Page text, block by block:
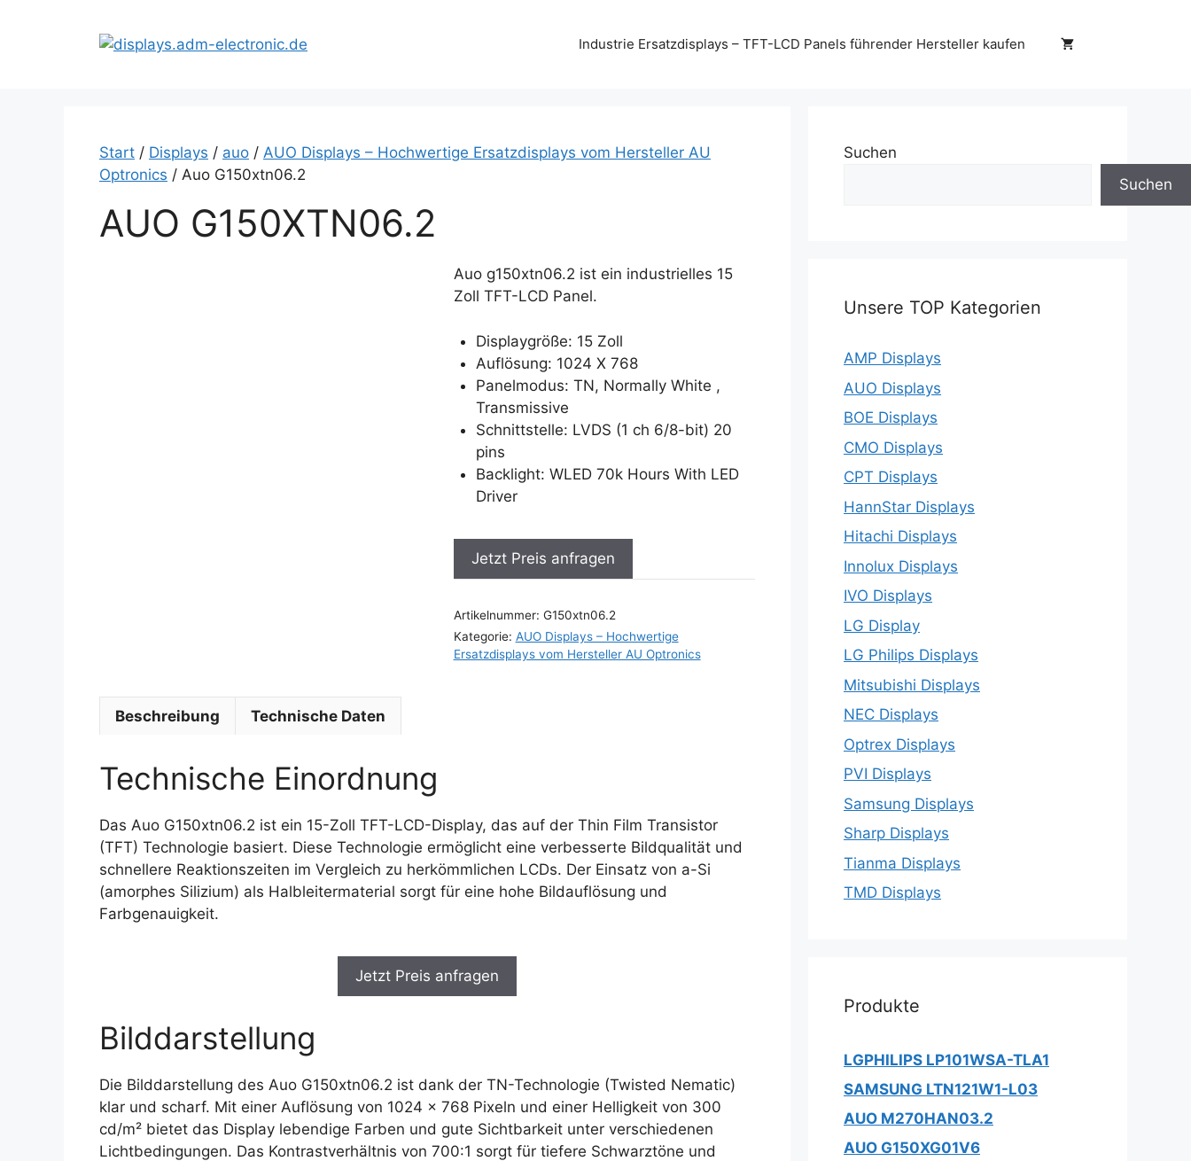
Industrie Ersatzdisplays – TFT-LCD Panels führender Hersteller kaufen
Start / Displays / auo / AUO Displays – Hochwertige Ersatzdisplays vom Hersteller AU
Optronics / Auo G150xtn06.2
AUO G150XTN06.2
Auo g150xtn06.2 ist ein industrielles 15
Zoll TFT-LCD Panel.
Displaygröße: 15 Zoll
Auflösung: 1024 X 768
Panelmodus: TN, Normally White ,
Transmissive
Schnittstelle: LVDS (1 ch 6/8-bit) 20
pins
Backlight: WLED 70k Hours With LED
Driver
Jetzt Preis anfragen
Artikelnummer: G150xtn06.2
Kategorie: AUO Displays – Hochwertige
Ersatzdisplays vom Hersteller AU Optronics
Beschreibung Technische Daten
Technische Einordnung
Das Auo G150xtn06.2 ist ein 15-Zoll TFT-LCD-Display, das auf der Thin Film Transistor
(TFT) Technologie basiert. Diese Technologie ermöglicht eine verbesserte Bildqualität und
schnellere Reaktionszeiten im Vergleich zu herkömmlichen LCDs. Der Einsatz von a-Si
(amorphes Silizium) als Halbleitermaterial sorgt für eine hohe Bildauflösung und
Farbgenauigkeit.
Jetzt Preis anfragen
Bilddarstellung
Die Bilddarstellung des Auo G150xtn06.2 ist dank der TN-Technologie (Twisted Nematic)
klar und scharf. Mit einer Auflösung von 1024 x 768 Pixeln und einer Helligkeit von 300
cd/m² bietet das Display lebendige Farben und gute Sichtbarkeit unter verschiedenen
Lichtbedingungen. Das Kontrastverhältnis von 700:1 sorgt für tiefere Schwarztöne und
Suchen
Suchen
Unsere TOP Kategorien
AMP Displays
AUO Displays
BOE Displays
CMO Displays
CPT Displays
HannStar Displays
Hitachi Displays
Innolux Displays
IVO Displays
LG Display
LG Philips Displays
Mitsubishi Displays
NEC Displays
Optrex Displays
PVI Displays
Samsung Displays
Sharp Displays
Tianma Displays
TMD Displays
Produkte
LGPHILIPS LP101WSA-TLA1
SAMSUNG LTN121W1-L03
AUO M270HAN03.2
AUO G150XG01V6